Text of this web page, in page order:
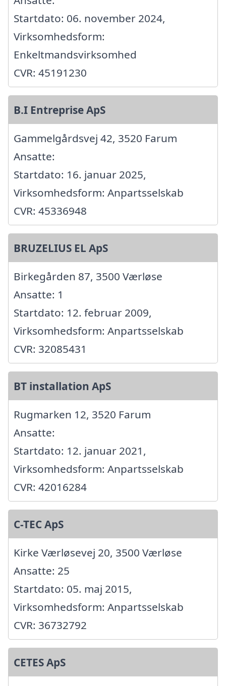
Startdato: 06. november 2024,
Virksomhedsform:
Enkeltmandsvirksomhed
CVR: 45191230
B.I Entreprise ApS
Gammelgårdsvej 42, 3520 Farum
Ansatte:
Startdato: 16. januar 2025,
Virksomhedsform: Anpartsselskab
CVR: 45336948
BRUZELIUS EL ApS
Birkegården 87, 3500 Værløse
Ansatte: 1
Startdato: 12. februar 2009,
Virksomhedsform: Anpartsselskab
CVR: 32085431
BT installation ApS
Rugmarken 12, 3520 Farum
Ansatte:
Startdato: 12. januar 2021,
Virksomhedsform: Anpartsselskab
CVR: 42016284
C-TEC ApS
Kirke Værløsevej 20, 3500 Værløse
Ansatte: 25
Startdato: 05. maj 2015,
Virksomhedsform: Anpartsselskab
CVR: 36732792
CETES ApS